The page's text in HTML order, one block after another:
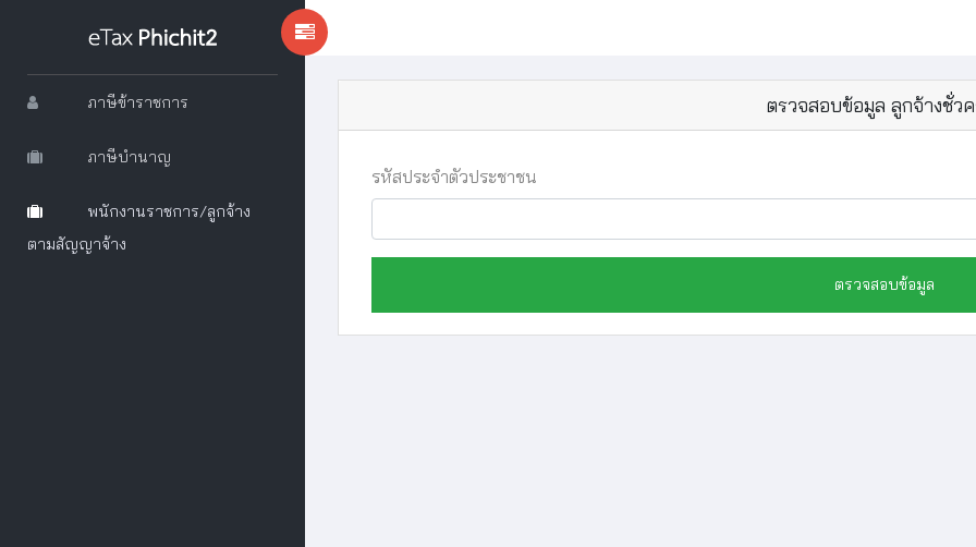
ภาษีข้าราชการ
ภาษีบำนาญ
พนักงานราชการ/ลูกจ้าง
ตามสัญญาจ้าง
ตรวจสอบข้อมูล ลูกจ้างชั่ว
รหัสประจำตัวประชาชน
ตรวจสอบข้อมูล